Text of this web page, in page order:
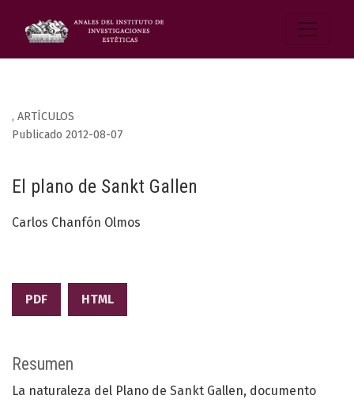
, ARTÍCULOS
El plano de Sankt Gallen
Publicado 2012-08-07
Carlos Chanfón Olmos
PDF HTML
Resumen
La naturaleza del Plano de Sankt Gallen, documento